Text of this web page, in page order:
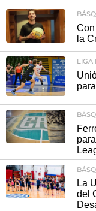
la
LIGA
La
del